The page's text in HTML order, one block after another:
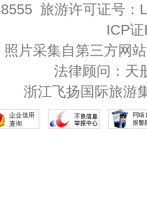
旅游许可证号
ICP
照片采集自第三方网
法律顾问：天
浙江飞扬国际旅游